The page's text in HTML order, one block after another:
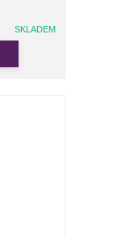
SKLADEM